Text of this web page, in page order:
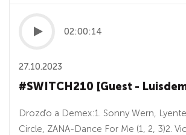
02:00:14
27.10.2023
#SWITCH210 [Guest -
Drozďo a Demex:1. Sonny Wern,
Circle, ZANA-Dance For Me (1, 2, 3)2.